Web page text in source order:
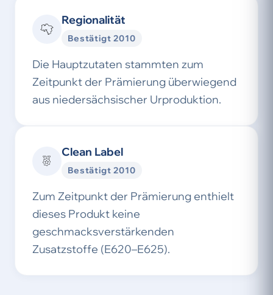
Regionalität
Bestätigt 2010
Die Hauptzutaten stammten zum
Zeitpunkt der Prämierung überwiegend
aus niedersächsischer Urproduktion.
Clean Label
Bestätigt 2010
Zum Zeitpunkt der Prämierung enthielt
dieses Produkt keine
geschmacksverstärkenden
Zusatzstoffe (E620–E625).